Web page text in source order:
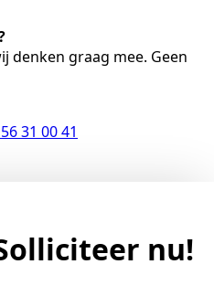
denken graag mee. Geen
31 00 41
nu!